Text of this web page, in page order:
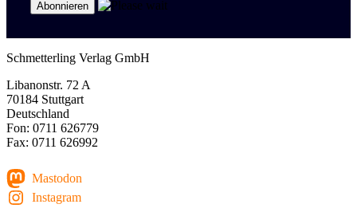
Schmetterling Verlag GmbH
Libanonstr. 72 A
70184 Stuttgart
Deutschland
Fon: 0711 626779
Fax: 0711 626992
Mastodon
Instagram